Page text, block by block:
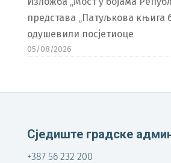
представа „Патуљкова књига
одушевили посјетиоце
05/08/2026
Сједиште градске
+387 56 232 200